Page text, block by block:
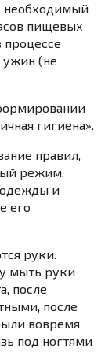
необходимый
пищевых
ужин (не
гигиена».
правил,
режим,
одежды и
его
руки.
мыть руки
после
после
вовремя
под ногтями